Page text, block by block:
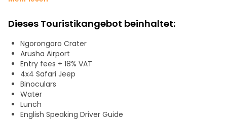
wunderbaren Tag, an dem Sie die spektakulären
Sehenswürdigkeiten und Geräusche dieses wirklich
besonderen Ortes genießen konnten, verlassen wir
Ngorongoro gegen 15.00 Uhr und kommen um 18.00 Uhr
wieder in Arusha an, wo Sie zu Ihrem Hotel in Arusha-Stadt
gebracht werden.
Dieses Touristikangebot beinhaltet:
Ngorongoro Crater
Arusha Airport
Entry fees + 18% VAT
4x4 Safari Jeep
Binoculars
Water
Lunch
English Speaking Driver Guide